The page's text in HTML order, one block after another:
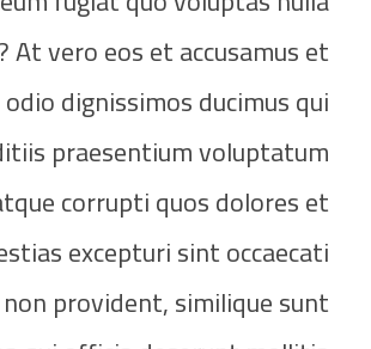
At vero eos et accusamus et
dignissimos ducimus qui
praesentium voluptatum
corrupti quos dolores et
excepturi sint occaecati
provident, similique sunt